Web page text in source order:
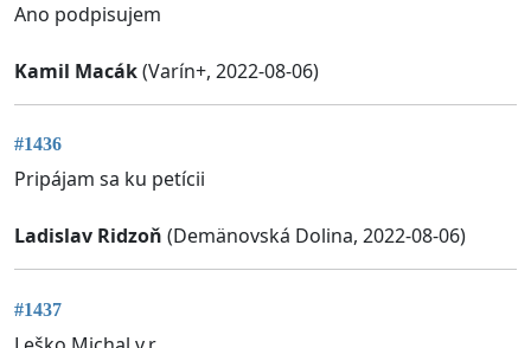
Ano podpisujem
Kamil Macák(Varín+, 2022-08-06)
#1436
Pripájam sa ku petícii
Ladislav Ridzoň (Demänovská Dolina, 2022-08-06)
#1437